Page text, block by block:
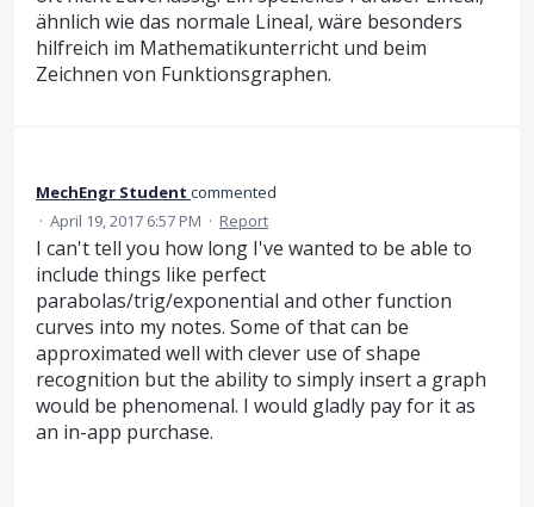
ähnlich wie das normale Lineal, wäre besonders
hilfreich im Mathematikunterricht und beim
Zeichnen von Funktionsgraphen.
MechEngr Student commented
· April 19, 2017 6:57 PM · Report
I can't tell you how long I've wanted to be able to
include things like perfect
parabolas/trig/exponential and other function
curves into my notes. Some of that can be
approximated well with clever use of shape
recognition but the ability to simply insert a graph
would be phenomenal. I would gladly pay for it as
an in-app purchase.